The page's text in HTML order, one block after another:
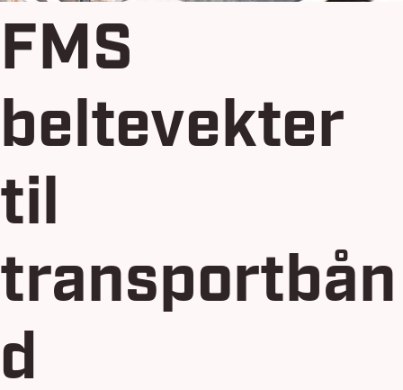
FMS
beltevekter
til
transportbån
d